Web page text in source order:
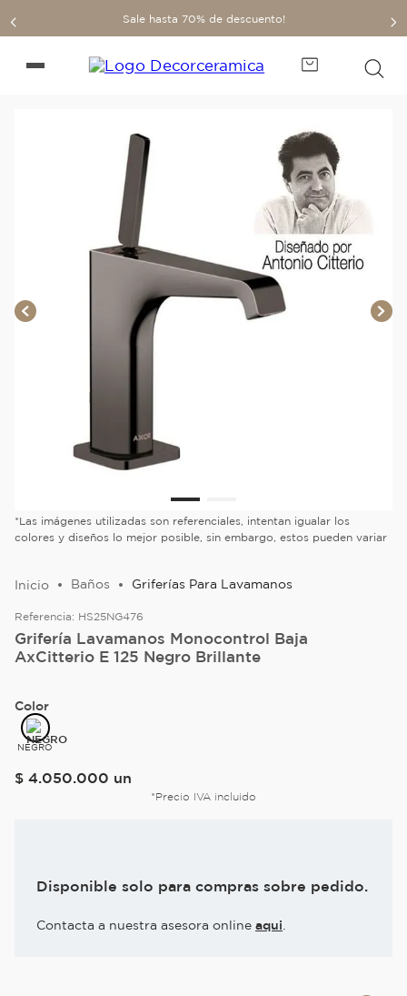
Sale hasta 70% de descuento!
*Las imágenes utilizadas son referenciales, intentan igualar los
colores y diseños lo mejor posible, sin embargo, estos pueden variar
Baños Griferías Para Lavamanos
Referencia: HS25NG476
Grifería Lavamanos Monocontrol Baja
AxCitterio E 125 Negro Brillante
Color
NEGRO
$ 4.050.000 un
*Precio IVA incluido
Disponible solo para compras sobre pedido.
Contacta a nuestra asesora online aqui